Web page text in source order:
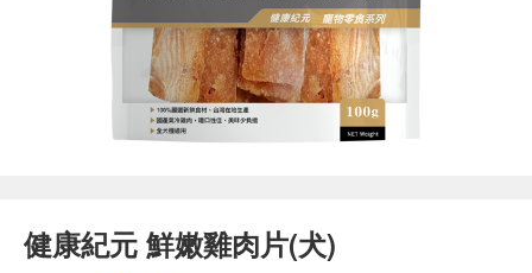
健康紀元 鮮嫩雞肉片(犬)